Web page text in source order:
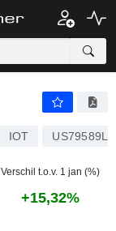
IOT
Verschil t.o.v. 1 jan (%)
+15,32%